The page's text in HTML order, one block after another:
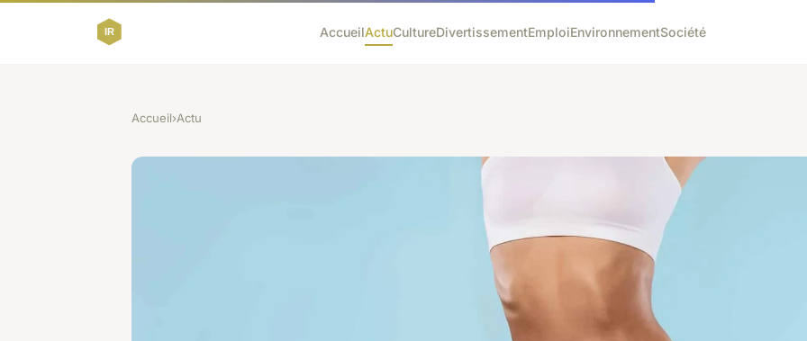
AccueilActuCultureDivertissementEmploiEnvironnementSociété
Accueil›Actu